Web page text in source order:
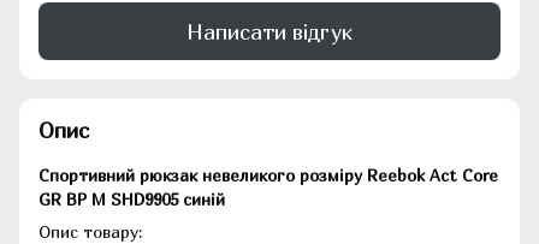
Написати відгук
Опис
Спортивний рюкзак невеликого розміру Reebok Act Core
GR BP M SHD9905 синій
Опис товару: